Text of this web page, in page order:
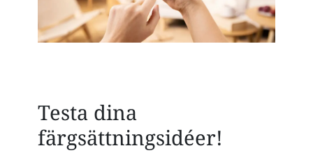
Testa dina
färgsättningsidéer!